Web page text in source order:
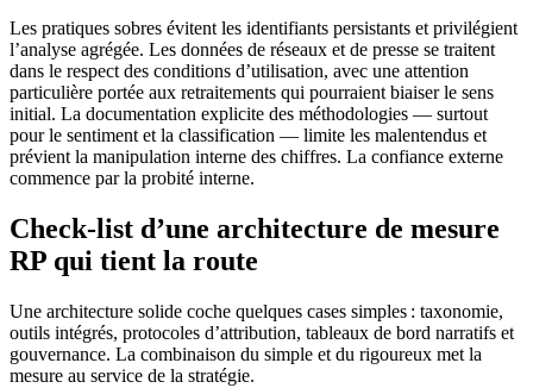
Les pratiques sobres évitent les identifiants persistants et privilégient
l’analyse agrégée. Les données de réseaux et de presse se traitent
dans le respect des conditions d’utilisation, avec une attention
particulière portée aux retraitements qui pourraient biaiser le sens
initial. La documentation explicite des méthodologies — surtout
pour le sentiment et la classification — limite les malentendus et
prévient la manipulation interne des chiffres. La confiance externe
commence par la probité interne.
Check-list d’une architecture de mesure
RP qui tient la route
Une architecture solide coche quelques cases simples : taxonomie,
outils intégrés, protocoles d’attribution, tableaux de bord narratifs et
gouvernance. La combinaison du simple et du rigoureux met la
mesure au service de la stratégie.